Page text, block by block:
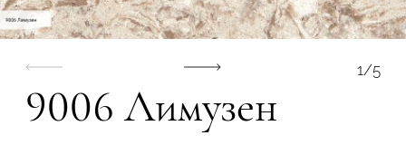
1/5
9006 Лимузен